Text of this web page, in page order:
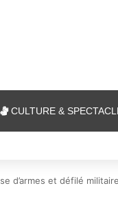
CULTURE &
sports de combat : 7
d’armes et défilé